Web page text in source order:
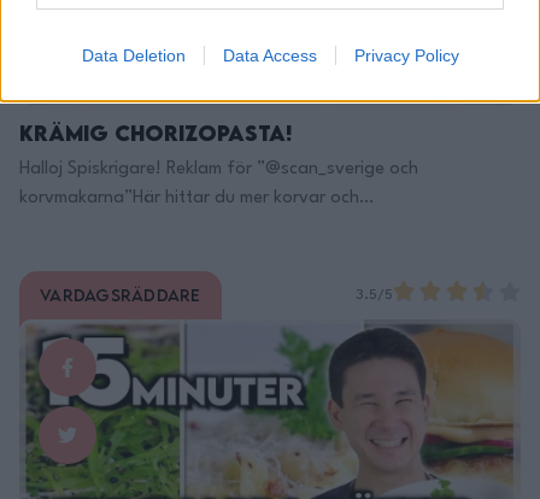
Data Deletion Data Access Privacy Policy
Krämig Chorizopasta!
Halloj Spiskrigare! Reklam för ”@scan_sverige och
korvmakarna”Här hittar du mer korvar och
dl grädde2 msk tomatpure3 vitlöksklyftor, skivade1/2 fänkål,
grovt delad1 dl riven parmesan1 kruka persilja, finhackad Gör
så här: Fräs chorizon i lite rapsolja på medelhög värme i en
stekpanna, …
Continued
Vardagsräddare 3.5/5